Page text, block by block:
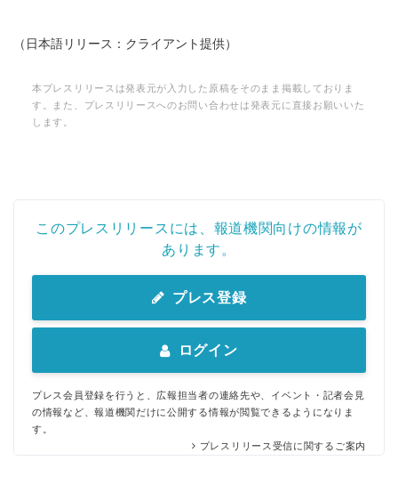
（日本語リリース：クライアント提供）
本プレスリリースは発表元が入力した原稿をそのまま掲載しておりま
す。また、プレスリリースへのお問い合わせは発表元に直接お願いいた
します。
このプレスリリースには、報道機関向けの情報が
あります。
プレス登録
ログイン
プレス会員登録を行うと、広報担当者の連絡先や、イベント・記者会見
の情報など、報道機関だけに公開する情報が閲覧できるようになりま
す。
プレスリリース受信に関するご案内